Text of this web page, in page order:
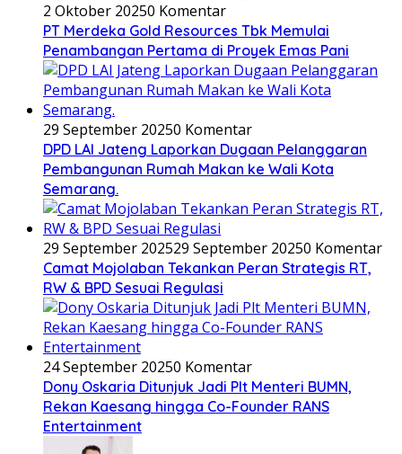
2 Oktober 20250 Komentar
PT Merdeka Gold Resources Tbk Memulai
Penambangan Pertama di Proyek Emas Pani
29 September 20250 Komentar
DPD LAI Jateng Laporkan Dugaan Pelanggaran
Pembangunan Rumah Makan ke Wali Kota
Semarang.
29 September 202529 September 20250 Komentar
Camat Mojolaban Tekankan Peran Strategis RT,
RW & BPD Sesuai Regulasi
24 September 20250 Komentar
Dony Oskaria Ditunjuk Jadi Plt Menteri BUMN,
Rekan Kaesang hingga Co-Founder RANS
Entertainment